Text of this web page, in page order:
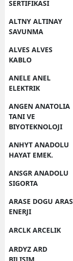
SERTIFIKASI
ALTNY ALTINAY
SAVUNMA
ALVES ALVES
KABLO
ANELE ANEL
ELEKTRIK
ANGEN ANATOLIA
TANI VE
BIYOTEKNOLOJI
ANHYT ANADOLU
HAYAT EMEK.
ANSGR ANADOLU
SIGORTA
ARASE DOGU ARAS
ENERJI
ARCLK ARCELIK
ARDYZ ARD
BILISIM